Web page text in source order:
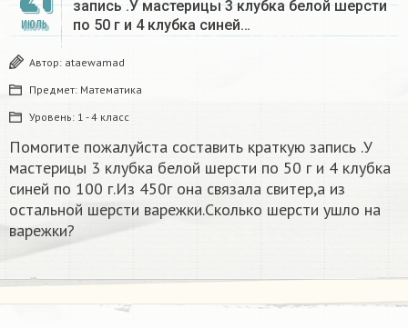
ИЮЛЬ
запись .У мастерицы 3 клубка белой шерсти
по 50 г и 4 клубка синей…
Автор: ataewamad
Предмет: Математика
Уровень: 1 - 4 класс
Помогите пожалуйста составить краткую запись .У
мастерицы 3 клубка белой шерсти по 50 г и 4 клубка
синей по 100 г.Из 450г она связала свитер,а из
остальной шерсти варежки.Сколько шерсти ушло на
варежки?